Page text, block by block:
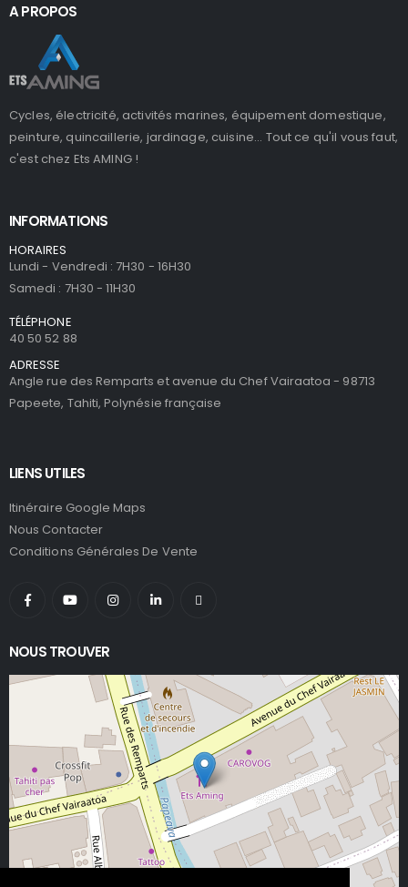
A PROPOS
Cycles, électricité, activités marines, équipement domestique,
peinture, quincaillerie, jardinage, cuisine... Tout ce qu'il vous faut,
c'est chez Ets AMING !
INFORMATIONS
HORAIRES
Lundi - Vendredi : 7H30 - 16H30
Samedi : 7H30 - 11H30
TÉLÉPHONE
40 50 52 88
ADRESSE
Angle rue des Remparts et avenue du Chef Vairaatoa - 98713
Papeete, Tahiti, Polynésie française
LIENS UTILES
Itinéraire Google Maps
Nous Contacter
Conditions Générales De Vente
NOUS TROUVER